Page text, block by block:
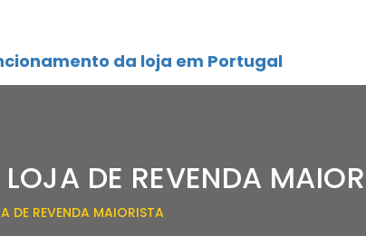
da loja em Portugal
DE REVENDA
DE REVENDA MAIORISTA